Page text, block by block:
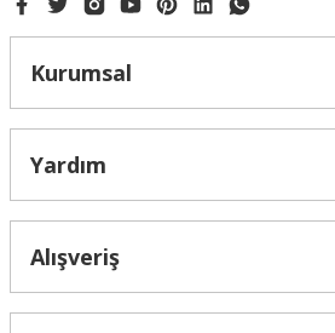
Kurumsal
Yardım
Alışveriş